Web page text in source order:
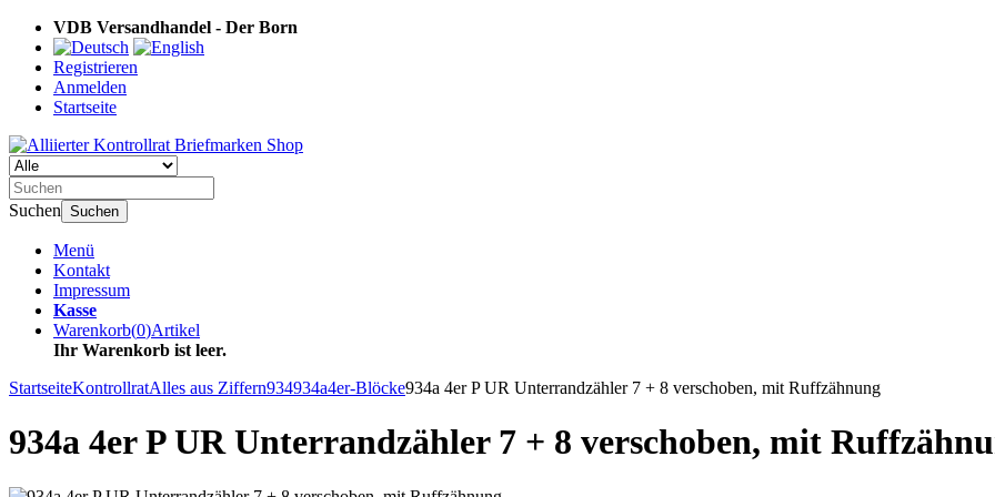
VDB Versandhandel - Der Born
Registrieren
Anmelden
Startseite
Suchen Suchen
Menü
Kontakt
Impressum
Kasse
Warenkorb(0)Artikel
Ihr Warenkorb ist leer.
StartseiteKontrollratAlles aus Ziffern934934a4er-Blöcke934a 4er P UR Unterrandzähler 7 + 8 verschoben, mit Ruffzähnung
934a 4er P UR Unterrandzähler 7 + 8 verschoben, mit